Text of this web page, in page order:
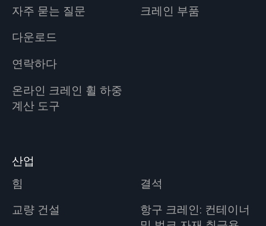
자주 묻는 질문
다운로드
연락하다
온라인 크레인 휠 하중
계산 도구
크레인 부품
산업
힘
결석
교량 건설
항구 크레인: 컨테이너